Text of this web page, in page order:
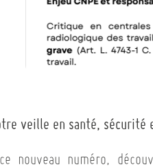
veille en santé, sécurité
ce nouveau numéro,